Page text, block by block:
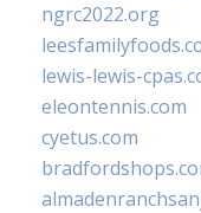
ngrc2022.org
lewis-lewis-
eleontennis.com
cyetus.com